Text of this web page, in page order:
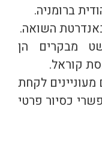
ברומניה.
השואה.
מבקרים הן
קוראל.
לקחת
כסיור פרטי